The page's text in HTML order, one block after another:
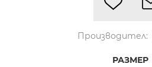
Производител:
РАЗМЕР